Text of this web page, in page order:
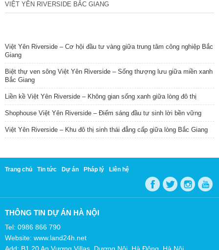
VIỆT YÊN RIVERSIDE BẮC GIANG
Việt Yên Riverside – Cơ hội đầu tư vàng giữa trung tâm công nghiệp Bắc
Giang
Biệt thự ven sông Việt Yên Riverside – Sống thượng lưu giữa miền xanh
Bắc Giang
Liền kề Việt Yên Riverside – Không gian sống xanh giữa lòng đô thị
Shophouse Việt Yên Riverside – Điểm sáng đầu tư sinh lời bền vững
Việt Yên Riverside – Khu đô thị sinh thái đẳng cấp giữa lòng Bắc Giang
Trang chủ Tin tức Dự án Pháp lý Liên hệ
THÔNG TIN DỰ ÁN HÀ NỘI
Tel: 0986 866 790
Website: www.land24h.net